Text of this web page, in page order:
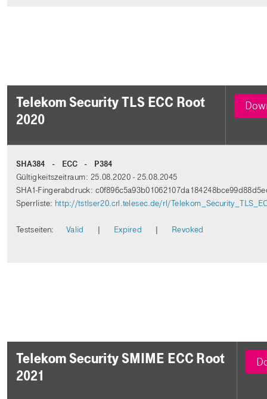
Telekom Security TLS ECC Root
2020
SHA384 - ECC - P384
Gültigkeitszeitraum: 25.08.2020 - 25.08.2045
SHA1-Fingerabdruck:
Sperrliste: http://tstlser20.crl.telesec.de/rl/
Testseiten: Valid | Expired | Revoked
Telekom Security SMIME ECC Root
2021